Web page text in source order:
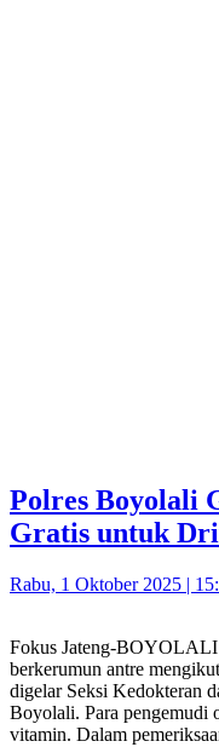
Polres Boyolali
Gratis untuk
Rabu, 1 Oktober 2025 |
Fokus Jateng-BOYOLALI
berkerumun antre
digelar Seksi Kedokteran
Boyolali. Para pengemudi
vitamin. Dalam